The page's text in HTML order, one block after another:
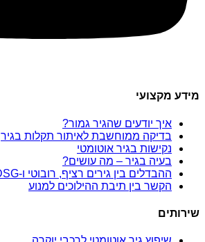
מידע מקצועי
איך יודעים שהגיר גמור?
בדיקה ממוחשבת לאיתור תקלות בגיר
נקישות בגיר אוטומטי
בעיה בגיר – מה עושים?
ההבדלים בין גירים רציף, רובוטי ו-DSG
הקשר בין תיבת ההילוכים למנוע
שירותים